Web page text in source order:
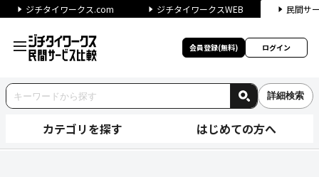
ジチタイワークス.com ジチタイワークスWEB 民間サ
会員登録(無料) ログイン
詳細検索
カテゴリを探す はじめての方へ